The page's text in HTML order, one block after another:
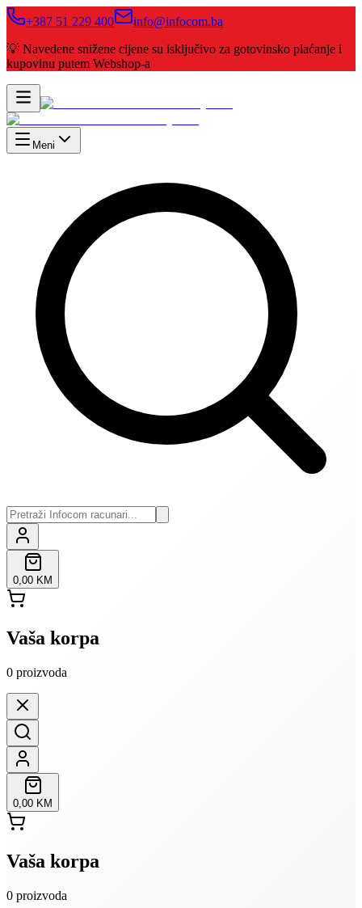
+387 51 229 400
info@infocom.ba
💡 Navedene snižene cijene su isključivo za gotovinsko plaćanje i
kupovinu putem Webshop-a
Meni
0,00 KM
Vaša korpa
0 proizvoda
0,00 KM
Vaša korpa
0 proizvoda